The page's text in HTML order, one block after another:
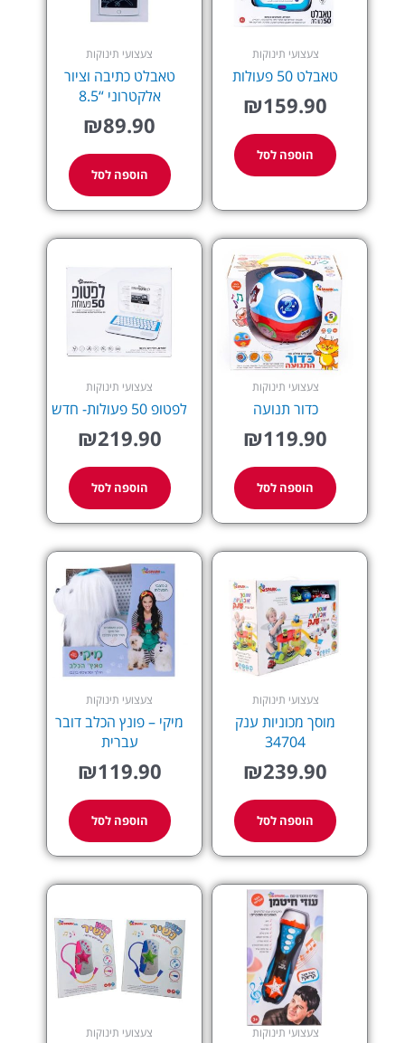
צעצועי תינוקות
טאבלט 50 פעולות
₪159.90
הוספה לסל
צעצועי תינוקות
טאבלט כתיבה וציור
אלקטרוני “8.5
₪89.90
הוספה לסל
צעצועי תינוקות
כדור תנועה
₪119.90
הוספה לסל
צעצועי תינוקות
לפטופ 50 פעולות- חדש
₪219.90
הוספה לסל
צעצועי תינוקות
מוסך מכוניות ענק
34704
₪239.90
הוספה לסל
צעצועי תינוקות
מיקי – פונץ הכלב דובר
עברית
₪119.90
הוספה לסל
צעצועי תינוקות צעצועי תינוקות